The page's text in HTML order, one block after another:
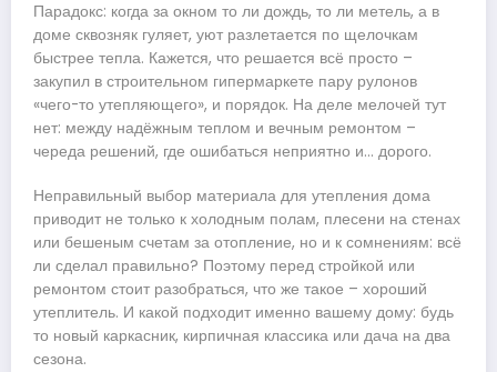
Парадокс: когда за окном то ли дождь, то ли метель, а в
доме сквозняк гуляет, уют разлетается по щелочкам
быстрее тепла. Кажется, что решается всё просто –
закупил в строительном гипермаркете пару рулонов
«чего-то утепляющего», и порядок. На деле мелочей тут
нет: между надёжным теплом и вечным ремонтом –
череда решений, где ошибаться неприятно и… дорого.
Неправильный выбор материала для утепления дома
приводит не только к холодным полам, плесени на стенах
или бешеным счетам за отопление, но и к сомнениям: всё
ли сделал правильно? Поэтому перед стройкой или
ремонтом стоит разобраться, что же такое – хороший
утеплитель. И какой подходит именно вашему дому: будь
то новый каркасник, кирпичная классика или дача на два
сезона.